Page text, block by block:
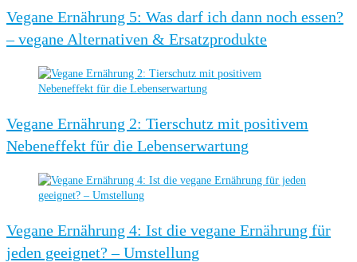
Vegane Ernährung 5: Was darf ich dann noch essen?
– vegane Alternativen & Ersatzprodukte
Vegane Ernährung 2: Tierschutz mit positivem
Nebeneffekt für die Lebenserwartung
Vegane Ernährung 4: Ist die vegane Ernährung für
jeden geeignet? – Umstellung